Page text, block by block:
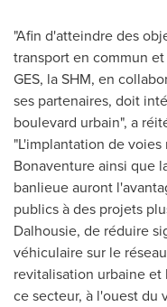
"Afin d'atteindre des
transport en commun
GES, la SHM, en
ses partenaires, doit
boulevard urbain", a
"L'implantation de
Bonaventure ainsi que
banlieue auront
publics à des projets
Dalhousie, de réduire
véhiculaire sur le
revitalisation urbaine
ce secteur, à l'ouest du